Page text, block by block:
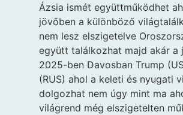
Ázsia ismét együttműködhet
jövőben a különböző
nem lesz elszigetelve
együtt találkozhat majd akár a
2025-ben Davosban Trump
(RUS) ahol a keleti és nyugati
dolgozhat nem úgy mint ma
világrend még elszigetelten